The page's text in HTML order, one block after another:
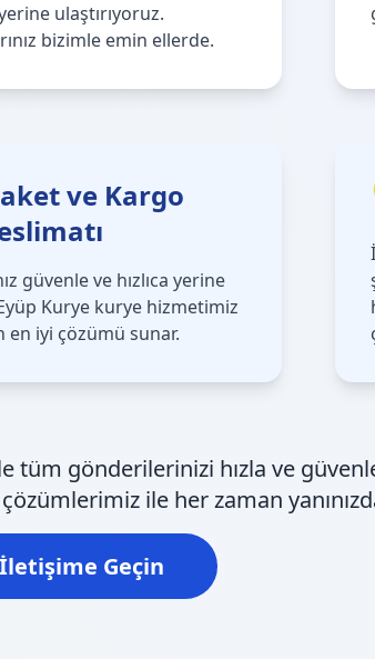
ulaştırıyoruz.
bizimle emin ellerde.
ve Kargo
güvenle ve hızlıca yerine
Eyüp Kurye kurye hizmetimiz
en iyi çözümü sunar.
tüm gönderilerinizi hızla ve
ile her zaman
İletişime Geçin